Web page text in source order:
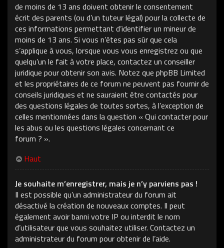
de moins de 13 ans doivent obtenir le consentement
écrit des parents (ou d’un tuteur légal) pour la collecte de
ces informations permettant d’identifier un mineur de
moins de 13 ans. Si vous n’êtes pas sûr que cela
s’applique à vous, lorsque vous vous enregistrez ou que
quelqu’un le fait à votre place, contactez un conseiller
juridique pour obtenir son avis. Notez que phpBB Limited
et les propriétaires de ce forum ne peuvent pas fournir de
conseils juridiques et ne sauraient être contactés pour
des questions légales de toutes sortes, à l’exception de
celles mentionnées dans la question « Qui contacter pour
les abus ou les questions légales concernant ce
forum ? ».
Haut
Je souhaite m’enregistrer, mais je n’y parviens pas !
Il est possible qu’un administrateur du forum ait
désactivé la création de nouveaux comptes. Il peut
également avoir banni votre IP ou interdit le nom
d’utilisateur que vous souhaitez utiliser. Contactez un
administrateur du forum pour obtenir de l’aide.